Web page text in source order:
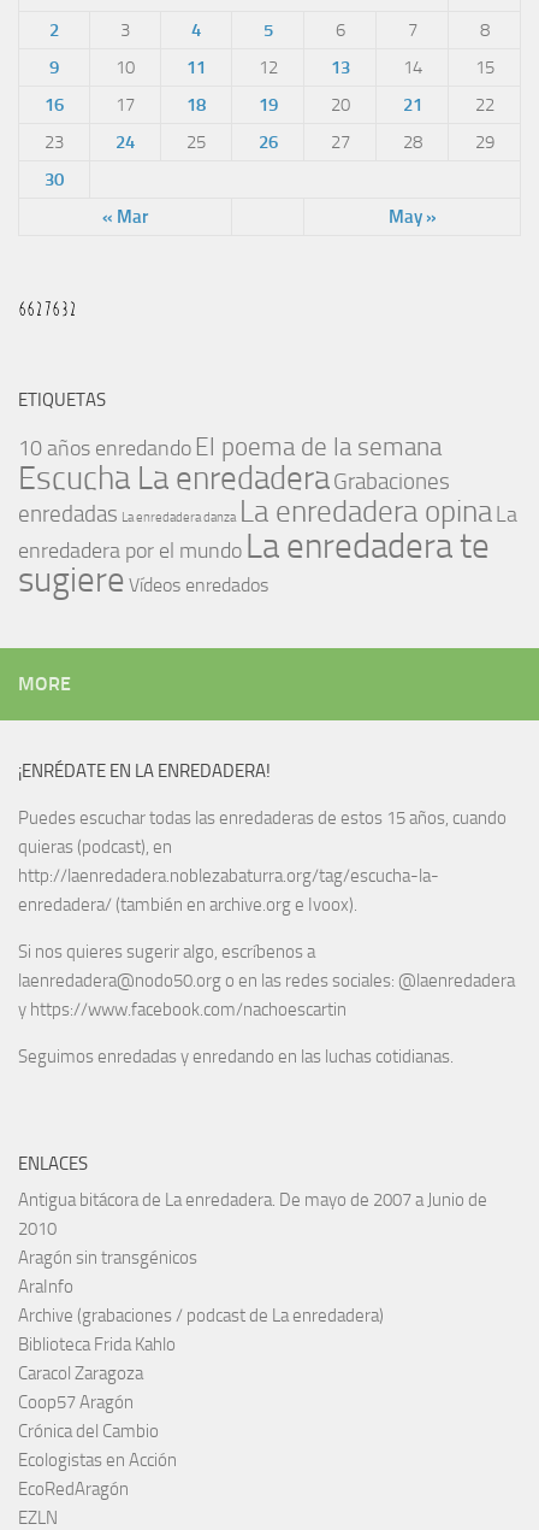
« Mar May »
2
3 4 5 6 7
8
9
10 11 12 13 14
15
16
17 18 19 20 21
22
23
24 25 26 27 28
29
30
ETIQUETAS
10 años enredando El poema de la semana
Escucha La enredaderaGrabaciones
enredadas La enredadera danza La enredadera opina La
enredadera por el mundo La enredadera te
sugiere Vídeos enredados
MORE
¡ENRÉDATE EN LA ENREDADERA!
Puedes escuchar todas las enredaderas de estos 15 años, cuando
quieras (podcast), en
http://laenredadera.noblezabaturra.org/tag/escucha-la-
enredadera/ (también en archive.org e Ivoox).
Si nos quieres sugerir algo, escríbenos a
laenredadera@nodo50.org o en las redes sociales: @laenredadera
y https://www.facebook.com/nachoescartin
Seguimos enredadas y enredando en las luchas cotidianas.
ENLACES
Antigua bitácora de La enredadera. De mayo de 2007 a Junio de
2010
Aragón sin transgénicos
AraInfo
Archive (grabaciones / podcast de La enredadera)
Biblioteca Frida Kahlo
Caracol Zaragoza
Coop57 Aragón
Crónica del Cambio
Ecologistas en Acción
EcoRedAragón
EZLN